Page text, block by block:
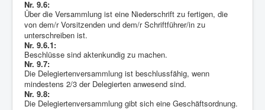
Nr. 9.6:
Über die Versammlung ist eine Niederschrift zu fertigen, die
von dem/r Vorsitzenden und dem/r Schriftführer/in zu
unterschreiben ist.
Nr. 9.6.1:
Beschlüsse sind aktenkundig zu machen.
Nr. 9.7:
Die Delegiertenversammlung ist beschlussfähig, wenn
mindestens 2/3 der Delegierten anwesend sind.
Nr. 9.8:
Die Delegiertenversammlung gibt sich eine Geschäftsordnung.